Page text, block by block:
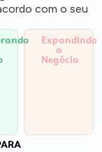
com o seu
Expandindo
o
Negócio